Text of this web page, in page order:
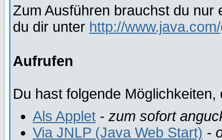
Zum Ausführen brauchst du nur
du dir unter http://
Aufrufen
Du hast folgende
Als Applet - zum sofort
Via JNLP (Java Web Start) -